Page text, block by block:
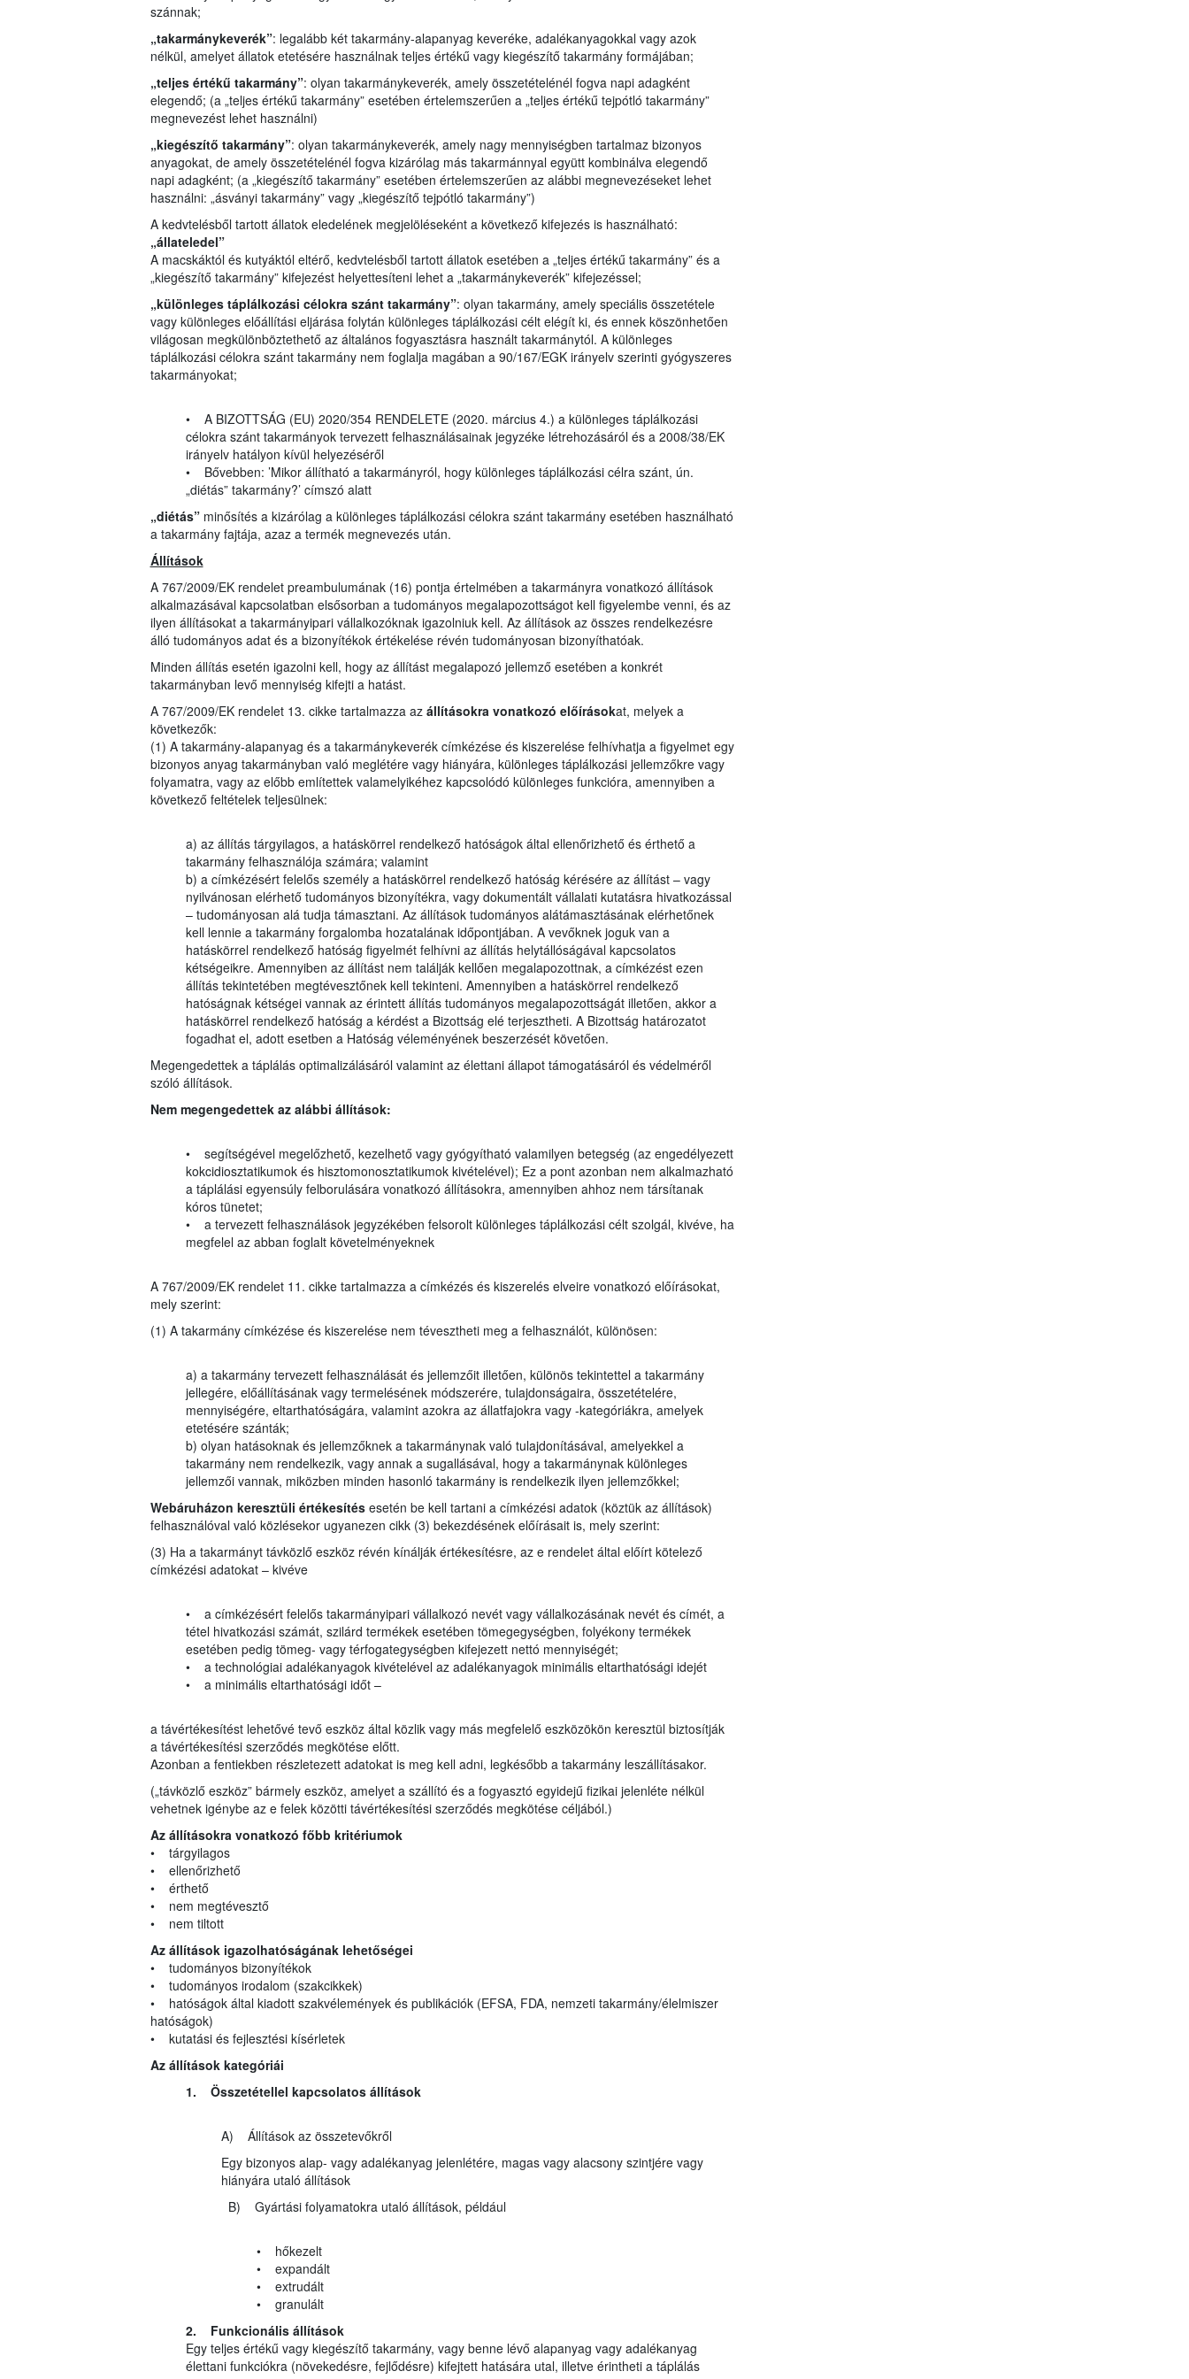
szánnak;
„takarmánykeverék”: legalább két takarmány-alapanyag keveréke, adalékanyagokkal vagy azok
nélkül, amelyet állatok etetésére használnak teljes értékű vagy kiegészítő takarmány formájában;
„teljes értékű takarmány”: olyan takarmánykeverék, amely összetételénél fogva napi adagként
elegendő; (a „teljes értékű takarmány” esetében értelemszerűen a „teljes értékű tejpótló takarmány”
megnevezést lehet használni)
„kiegészítő takarmány”: olyan takarmánykeverék, amely nagy mennyiségben tartalmaz bizonyos
anyagokat, de amely összetételénél fogva kizárólag más takarmánnyal együtt kombinálva elegendő
napi adagként; (a „kiegészítő takarmány” esetében értelemszerűen az alábbi megnevezéseket lehet
használni: „ásványi takarmány” vagy „kiegészítő tejpótló takarmány”)
A kedvtelésből tartott állatok eledelének megjelöléseként a következő kifejezés is használható:
„állateledel”
A macskáktól és kutyáktól eltérő, kedvtelésből tartott állatok esetében a „teljes értékű takarmány” és a
„kiegészítő takarmány” kifejezést helyettesíteni lehet a „takarmánykeverék” kifejezéssel;
„különleges táplálkozási célokra szánt takarmány”: olyan takarmány, amely speciális összetétele
vagy különleges előállítási eljárása folytán különleges táplálkozási célt elégít ki, és ennek köszönhetően
világosan megkülönböztethető az általános fogyasztásra használt takarmánytól. A különleges
táplálkozási célokra szánt takarmány nem foglalja magában a 90/167/EGK irányelv szerinti gyógyszeres
takarmányokat;
• A BIZOTTSÁG (EU) 2020/354 RENDELETE (2020. március 4.) a különleges táplálkozási
célokra szánt takarmányok tervezett felhasználásainak jegyzéke létrehozásáról és a 2008/38/EK
irányelv hatályon kívül helyezéséről
• Bővebben: ’Mikor állítható a takarmányról, hogy különleges táplálkozási célra szánt, ún.
„diétás” takarmány?’ címszó alatt
„diétás”minősítés a kizárólag a különleges táplálkozási célokra szánt takarmány esetében használható
a takarmány fajtája, azaz a termék megnevezés után.
Állítások
A 767/2009/EK rendelet preambulumának (16) pontja értelmében a takarmányra vonatkozó állítások
alkalmazásával kapcsolatban elsősorban a tudományos megalapozottságot kell figyelembe venni, és az
ilyen állításokat a takarmányipari vállalkozóknak igazolniuk kell. Az állítások az összes rendelkezésre
álló tudományos adat és a bizonyítékok értékelése révén tudományosan bizonyíthatóak.
Minden állítás esetén igazolni kell, hogy az állítást megalapozó jellemző esetében a konkrét
takarmányban levő mennyiség kifejti a hatást.
A 767/2009/EK rendelet 13. cikke tartalmazza az állításokra vonatkozó előírásokat, melyek a
következők:
(1) A takarmány-alapanyag és a takarmánykeverék címkézése és kiszerelése felhívhatja a figyelmet egy
bizonyos anyag takarmányban való meglétére vagy hiányára, különleges táplálkozási jellemzőkre vagy
folyamatra, vagy az előbb említettek valamelyikéhez kapcsolódó különleges funkcióra, amennyiben a
következő feltételek teljesülnek:
a) az állítás tárgyilagos, a hatáskörrel rendelkező hatóságok által ellenőrizhető és érthető a
takarmány felhasználója számára; valamint
b) a címkézésért felelős személy a hatáskörrel rendelkező hatóság kérésére az állítást – vagy
nyilvánosan elérhető tudományos bizonyítékra, vagy dokumentált vállalati kutatásra hivatkozással
– tudományosan alá tudja támasztani. Az állítások tudományos alátámasztásának elérhetőnek
kell lennie a takarmány forgalomba hozatalának időpontjában. A vevőknek joguk van a
hatáskörrel rendelkező hatóság figyelmét felhívni az állítás helytállóságával kapcsolatos
kétségeikre. Amennyiben az állítást nem találják kellően megalapozottnak, a címkézést ezen
állítás tekintetében megtévesztőnek kell tekinteni. Amennyiben a hatáskörrel rendelkező
hatóságnak kétségei vannak az érintett állítás tudományos megalapozottságát illetően, akkor a
hatáskörrel rendelkező hatóság a kérdést a Bizottság elé terjesztheti. A Bizottság határozatot
fogadhat el, adott esetben a Hatóság véleményének beszerzését követően.
Megengedettek a táplálás optimalizálásáról valamint az élettani állapot támogatásáról és védelméről
szóló állítások.
Nem megengedettek az alábbi állítások:
• segítségével megelőzhető, kezelhető vagy gyógyítható valamilyen betegség (az engedélyezett
kokcidiosztatikumok és hisztomonosztatikumok kivételével); Ez a pont azonban nem alkalmazható
a táplálási egyensúly felborulására vonatkozó állításokra, amennyiben ahhoz nem társítanak
kóros tünetet;
• a tervezett felhasználások jegyzékében felsorolt különleges táplálkozási célt szolgál, kivéve, ha
megfelel az abban foglalt követelményeknek
A 767/2009/EK rendelet 11. cikke tartalmazza a címkézés és kiszerelés elveire vonatkozó előírásokat,
mely szerint:
(1) A takarmány címkézése és kiszerelése nem tévesztheti meg a felhasználót, különösen:
a) a takarmány tervezett felhasználását és jellemzőit illetően, különös tekintettel a takarmány
jellegére, előállításának vagy termelésének módszerére, tulajdonságaira, összetételére,
mennyiségére, eltarthatóságára, valamint azokra az állatfajokra vagy -kategóriákra, amelyek
etetésére szánták;
b) olyan hatásoknak és jellemzőknek a takarmánynak való tulajdonításával, amelyekkel a
takarmány nem rendelkezik, vagy annak a sugallásával, hogy a takarmánynak különleges
jellemzői vannak, miközben minden hasonló takarmány is rendelkezik ilyen jellemzőkkel;
Webáruházon keresztüli értékesítésesetén be kell tartani a címkézési adatok (köztük az állítások)
felhasználóval való közlésekor ugyanezen cikk (3) bekezdésének előírásait is, mely szerint:
(3) Ha a takarmányt távközlő eszköz révén kínálják értékesítésre, az e rendelet által előírt kötelező
címkézési adatokat – kivéve
• a címkézésért felelős takarmányipari vállalkozó nevét vagy vállalkozásának nevét és címét, a
tétel hivatkozási számát, szilárd termékek esetében tömegegységben, folyékony termékek
esetében pedig tömeg- vagy térfogategységben kifejezett nettó mennyiségét;
• a technológiai adalékanyagok kivételével az adalékanyagok minimális eltarthatósági idejét
• a minimális eltarthatósági időt –
a távértékesítést lehetővé tevő eszköz által közlik vagy más megfelelő eszközökön keresztül biztosítják
a távértékesítési szerződés megkötése előtt.
Azonban a fentiekben részletezett adatokat is meg kell adni, legkésőbb a takarmány leszállításakor.
(„távközlő eszköz” bármely eszköz, amelyet a szállító és a fogyasztó egyidejű fizikai jelenléte nélkül
vehetnek igénybe az e felek közötti távértékesítési szerződés megkötése céljából.)
Az állításokra vonatkozó főbb kritériumok
• tárgyilagos
• ellenőrizhető
• érthető
• nem megtévesztő
• nem tiltott
Az állítások igazolhatóságának lehetőségei
• tudományos bizonyítékok
• tudományos irodalom (szakcikkek)
• hatóságok által kiadott szakvélemények és publikációk (EFSA, FDA, nemzeti takarmány/élelmiszer
hatóságok)
• kutatási és fejlesztési kísérletek
Az állítások kategóriái
1. Összetétellel kapcsolatos állítások
A) Állítások az összetevőkről
Egy bizonyos alap- vagy adalékanyag jelenlétére, magas vagy alacsony szintjére vagy
hiányára utaló állítások
B) Gyártási folyamatokra utaló állítások, például
• hőkezelt
• expandált
• extrudált
• granulált
2. Funkcionális állítások
Egy teljes értékű vagy kiegészítő takarmány, vagy benne lévő alapanyag vagy adalékanyag
élettani funkciókra (növekedésre, fejlődésre) kifejtett hatására utal, illetve érintheti a táplálás